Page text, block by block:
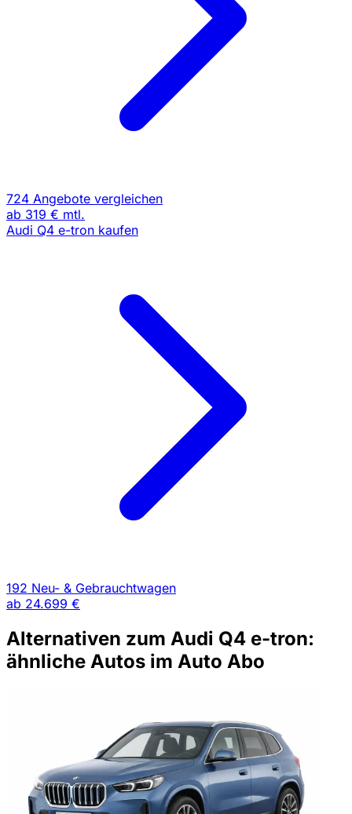
724 Angebote vergleichen
ab 319 € mtl.
Audi Q4 e-tron kaufen
192 Neu- & Gebrauchtwagen
ab 24.699 €
Alternativen zum Audi Q4 e-tron:
ähnliche Autos im Auto Abo